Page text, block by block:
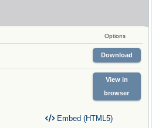
Options
Download
View in
browser
Embed (HTML5)